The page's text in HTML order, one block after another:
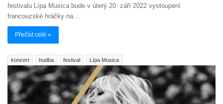
festivalu Lípa Musica bude v úterý 20. září 2022 vystoupení
francouzské hráčky na…
Přečíst celé »
koncert hudba festival Lípa Musica